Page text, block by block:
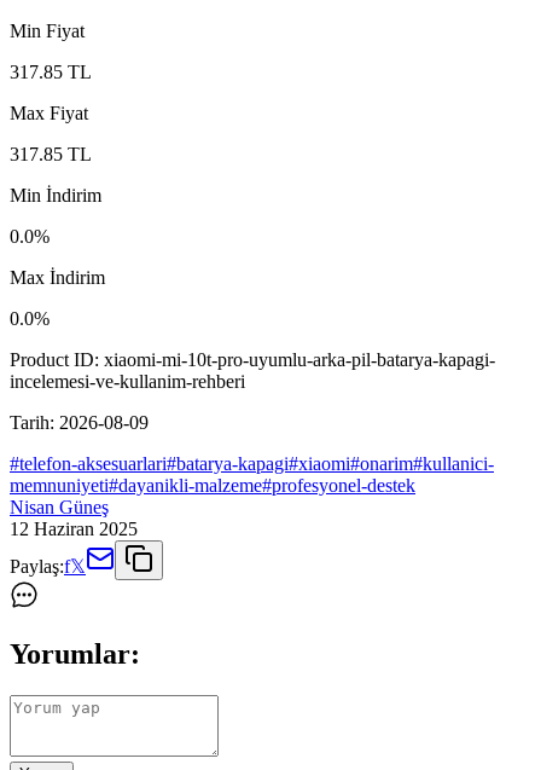
Min Fiyat
317.85 TL
Max Fiyat
317.85 TL
Min İndirim
0.0%
Max İndirim
0.0%
Product ID: xiaomi-mi-10t-pro-uyumlu-arka-pil-batarya-kapagi-
incelemesi-ve-kullanim-rehberi
Tarih: 2026-08-09
#telefon-aksesuarlari#batarya-kapagi#xiaomi#onarim#kullanici-
memnuniyeti#dayanikli-malzeme#profesyonel-destek
Nisan Güneş
12 Haziran 2025
Paylaş:f𝕏
Yorumlar: